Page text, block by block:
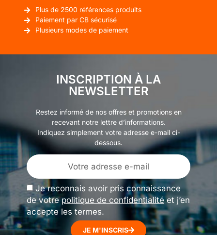
Plus de 2500 références produits
Paiement par CB sécurisé
Plusieurs modes de paiement
INSCRIPTION À LA
NEWSLETTER
Restez informé de nos offres et promotions en
recevant notre lettre d’informations.
Indiquez simplement votre adresse e-mail ci-
dessous.
Je reconnais avoir pris connaissance
de votrepolitique de confidentialitéet j’en
accepte les termes.
JE M'INSCRIS